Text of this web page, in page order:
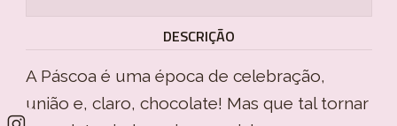
DESCRIÇÃO
A Páscoa é uma época de celebração,
união e, claro, chocolate! Mas que tal tornar